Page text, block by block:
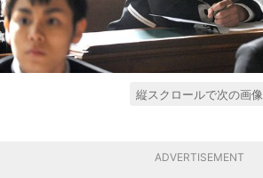
縦スクロールで次の画像
ADVERTISEMENT